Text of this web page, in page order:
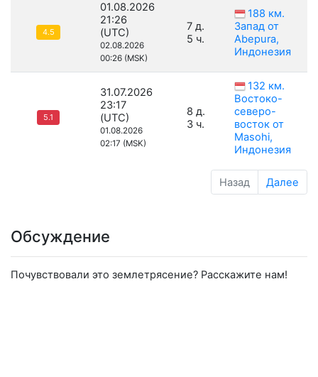
4.5
01.08.2026
21:26
(UTC)
02.08.2026
00:26 (MSK)
7 д.
5 ч.
188 км.
Запад от
Abepura,
Индонезия
5.1
31.07.2026
23:17
(UTC)
01.08.2026
02:17 (MSK)
8 д.
3 ч.
132 км.
Востоко-
северо-
восток от
Masohi,
Индонезия
Назад Далее
Обсуждение
Почувствовали это землетрясение? Расскажите нам!